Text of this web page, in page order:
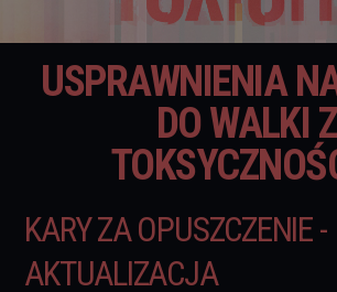
USPRAWNIENIA
DO WALKI Z
KARY ZA OPUSZCZENIE -
AKTUALIZACJA